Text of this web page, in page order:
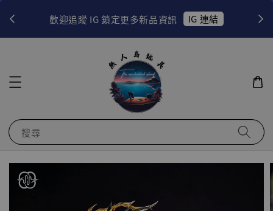
歡迎追蹤 IG 鎖定更多新品資訊 IG 連結
搜尋